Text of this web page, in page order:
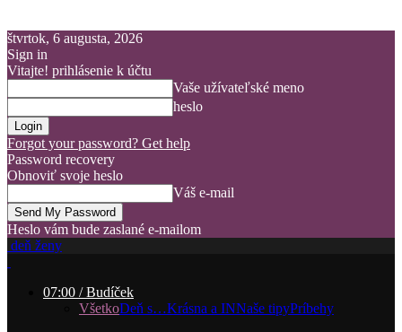
štvrtok, 6 augusta, 2026
Sign in
Vitajte! prihlásenie k účtu
Vaše užívateľské meno
heslo
Forgot your password? Get help
Password recovery
Obnoviť svoje heslo
Váš e-mail
Heslo vám bude zaslané e-mailom
deň ženy
07:00 / Budíček
VšetkoDeň s…Krásna a INNaše tipyPríbehy